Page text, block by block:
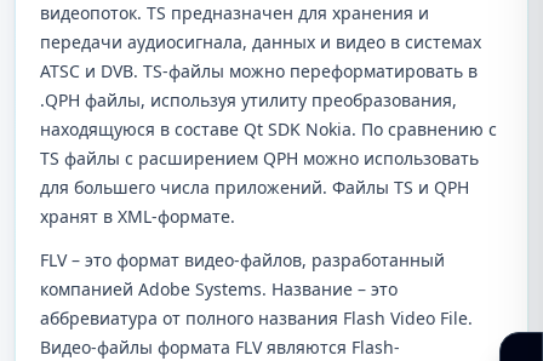
видеопоток. TS предназначен для хранения и
передачи аудиосигнала, данных и видео в системах
ATSC и DVB. TS-файлы можно переформатировать в
.QPH файлы, используя утилиту преобразования,
находящуюся в составе Qt SDK Nokia. По сравнению с
TS файлы с расширением QPH можно использовать
для большего числа приложений. Файлы TS и QPH
хранят в XML-формате.
FLV – это формат видео-файлов, разработанный
компанией Adobe Systems. Название – это
аббревиатура от полного названия Flash Video File.
Видео-файлы формата FLV являются Flash-